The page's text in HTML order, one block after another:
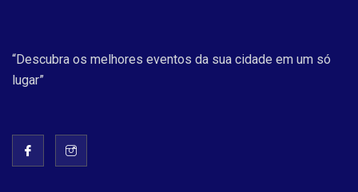
“Descubra os melhores eventos da sua cidade em um só
lugar”